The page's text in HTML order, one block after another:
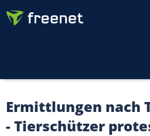
Ermittlungen nach
- Tierschützer